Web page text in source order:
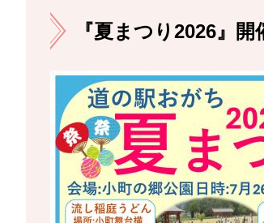
『夏まつり2026』開